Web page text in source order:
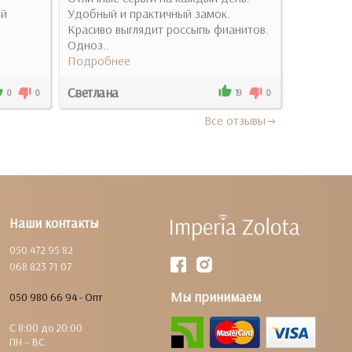
0 0
Удобный и практичный замок.
Красиво выглядит россыпь фианитов.
Одноз..
Подробнее
Светлана 19 0
Все отзывы
Наши контакты
050 472 95 82
068 823 71 07
050 980 66 94 - Опт
С 8:00 до 20:00
ПН – ВС
Мы принимаем